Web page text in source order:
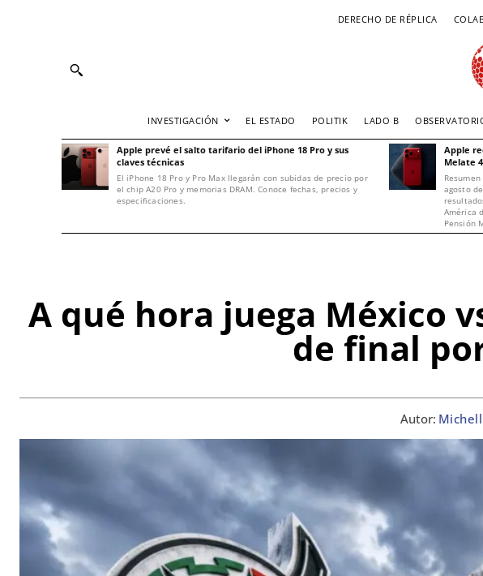
DERECHO DE RÉPLICA
INVESTIGACIÓN EL ESTADO POLITIK LADO B
Apple prevé el salto tarifario del iPhone 18 Pro y sus
claves técnicas
El iPhone 18 Pro y Pro Max llegarán con subidas de precio por
el chip A20 Pro y memorias DRAM. Conoce fechas, precios y
especificaciones.
Apple
Melate
agosto
América
Pensión
A qué hora juega México
de final
Autor: